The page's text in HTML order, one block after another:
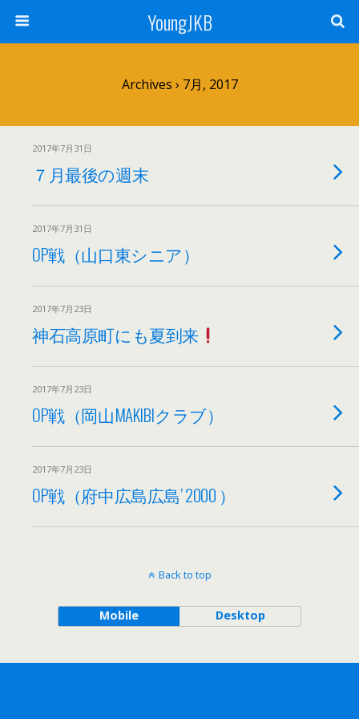
YoungJKB
Archives › 7月, 2017
2017年7月31日
７月最後の週末
2017年7月31日
OP戦（山口東シニア）
2017年7月23日
神石高原町にも夏到来
2017年7月23日
OP戦（岡山MAKIBIクラブ）
2017年7月23日
OP戦（府中広島広島’ 2000 ）
Back to top
Mobile Desktop